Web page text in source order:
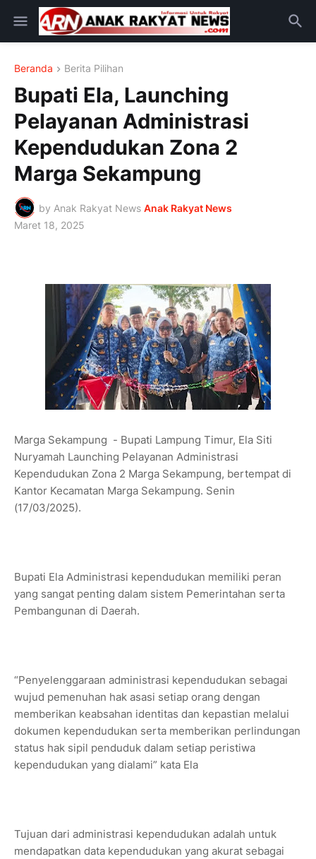
Beranda Berita Pilihan
Bupati Ela, Launching
Pelayanan Administrasi
Kependudukan Zona 2
Marga Sekampung
by Anak Rakyat News Anak Rakyat News
Maret 18, 2025
Marga Sekampung - Bupati Lampung Timur, Ela Siti
Nuryamah Launching Pelayanan Administrasi
Kependudukan Zona 2 Marga Sekampung, bertempat di
Kantor Kecamatan Marga Sekampung. Senin
(17/03/2025).
Bupati Ela Administrasi kependudukan memiliki peran
yang sangat penting dalam sistem Pemerintahan serta
Pembangunan di Daerah.
“Penyelenggaraan administrasi kependudukan sebagai
wujud pemenuhan hak asasi setiap orang dengan
memberikan keabsahan identitas dan kepastian melalui
dokumen kependudukan serta memberikan perlindungan
status hak sipil penduduk dalam setiap peristiwa
kependudukan yang dialami” kata Ela
Tujuan dari administrasi kependudukan adalah untuk
mendapatkan data kependudukan yang akurat sebagai